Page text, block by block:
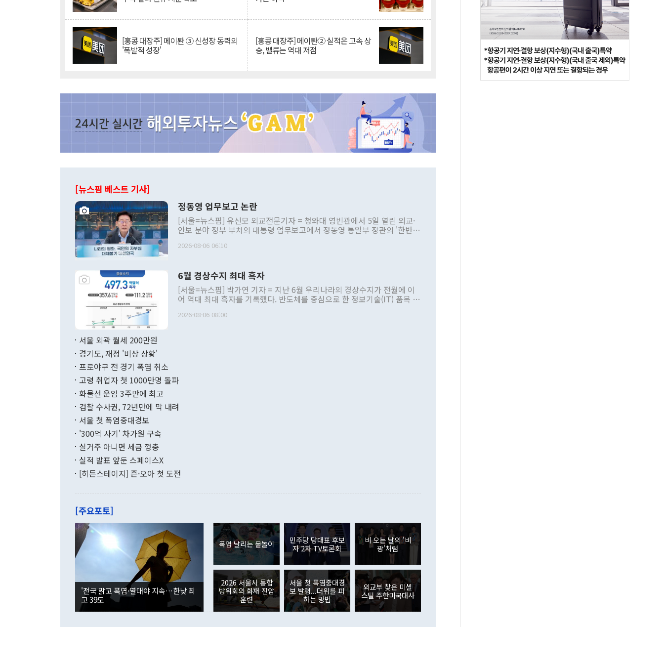
[홍콩 대장주] 메이퇀 ③ 신성장 동력의
'폭발적 성장'
[홍콩 대장주] 메이퇀② 실적은 고속 상
승, 밸류는 역대 저점
[뉴스핌 베스트 기사]
정동영 업무보고 논란
[서울=뉴스핌] 유신모 외교전문기자 = 청와대 영빈관에서 5일 열린 외교·
안보 분야 정부 부처의 대통령 업무보고에서 정동영 통일부 장관의 '한반도
발언 중에는 정부 내 조율을 거치지 않은 사안을 정책으로 추진하겠다고 공
주의적 희망에 근거한 비현실적 구상'이라는 비판을 내놨다. 그동안 정 장
관의 대북 정책 관련 발언이 물의를 빚은 적은 여러 번 있지만 대통령과 유
관 부처 장관이 공개적으로 부정적 입장을 표명한 것은 이례적이다. 정 장
관의 무리한 대북 접근법과 월권을 제어해야 한다는 목소리도 높아지고 있
다. [정동영 통일부 장관이 지난달 23일 오후 서울 종로구 정부서울청사에
무너졌다고도 했다. 또 "현 시점에서 흘러간 선(先)비핵화만 되뇌는 것은
함께 4자 대화의 동력을 확보하기 위해 최선을 다할 것"이라고 말했다. 하
"우리의 선의대로 하는 게 과연 한반도의 평화와 안정에 플러스냐, 결론적
관은 업무보고 사후 브리핑에서 정 장관이 언급한 '4자 회담'에 대해 "이상
이 9월 러시아 블라디보스토크에서 열리는 '동방경제포럼(EEF)'을 언급하
며 "정부 차원에서 (참석을) 검토하고 있다"고 발언한 데 대해서도 조 장관
은 "그것은 외교부의 몫"이라며 "아직 거기까지 진도가 나가지 않았다"고
잘랐다. 정 장관이 이날 소개한 대북 구상과 설명은 정부 내 조율을 거치지
않았다는 점에서 문제가 있다. 특히 주적 표현 대체와 국호 사용, 9·19 군
사합의 복원, 4자회담 추진 등은 통일부 장관이 결정할 사안이 아니어서 월
권이라는 지적이 나오고 있다. 이 대통령은 정 장관의 업무보고를 듣고 난
뒤 "여기 업무보고에 발표했다고 승인난 건 아니다"라고 재차 확인했다. 정
부의 한 소식통은 "정 장관의 발언 내용은 대부분 국가안전보장회의(NSC)
를 거쳐 결정된 사안이 아닌 정 장관의 개인적 생각에 가깝다"며 "안보 관
련 부처 장관이 정부의 공식 정책이 아닌 사안을 추진하겠다고 업무보고를
하고 대통령의 면전에서 '국군통수권자가 나서야 한다'고 주장한 것은 심각
2026-08-06 06:10
6월 경상수지 최대 흑자
[서울=뉴스핌] 박가연 기자 = 지난 6월 우리나라의 경상수지가 전월에 이
어 역대 최대 흑자를 기록했다. 반도체를 중심으로 한 정보기술(IT) 품목 수
료=한국은행] 한국은행이 6일 발표한 '2026년 6월 국제수지(잠정)'에 따르
며 월간 기준 처음으로 1000억달러를 넘어섰다. 상품수입은 644억8000만
196.9% 급증했고 컴퓨터·주변기기(SSD)는 282.7% 증가했다. IT 품목
수출은 160.4% 늘었으며 비IT 품목도 ▲석유제품(47.5%) ▲화공품
기록했지만 지식재산권사용료수지는 전월 흑자에서 4억4000만달러 적자
로 전환됐다. 본원소득수지는 배당소득을 중심으로 32억7000만달러 흑자
는 배당수입이 늘어난 데다 전월 분기배당에 따른 기저효과로 배당지급이
였던 올해 3월(369억9000만달러)을 넘어선 것이다. 직접투자에서는 내국
인의 해외투자가 80억1000만달러, 외국인의 국내투자가 46억3000만달러
각각 증가했다. 증권투자에서는 외국인의 국내 주식 매도세가 이어졌다. 외
국인의 국내 주식 투자는 차익실현 매도 등의 영향으로 316억1000만달러
감소하며 전월(-310억5000만달러)에 이어 역대 최대 순매도 기록을 다시
경신했다. 외국인의 국내 채권투자는 세계국채지수(WGBI) 자금 유입에도
분기 말 만기도래 영향으로 증가 폭이 줄어든 52억9000만달러를 기록했
다. 내국인의 해외 증권투자는 주식을 중심으로 35억6000만달러 증가했
다. eoyn2@newspim.com
2026-08-06 08:00
서울 외곽 월세 200만원
경기도, 재정 '비상 상황'
프로야구 전 경기 폭염 취소
고령 취업자 첫 1000만명 돌파
화물선 운임 3주만에 최고
검찰 수사권, 72년만에 막 내려
서울 첫 폭염중대경보
'300억 사기' 차가원 구속
실거주 아니면 세금 껑충
실적 발표 앞둔 스페이스X
[히든스테이지] 즌·오아 첫 도전
[주요포토]
'전국 맑고 폭염·열대야 지속…한낮 최
고 39도
폭염 날리는 물놀이
민주당 당대표 후보
자 2차 TV토론회
비 오는 날의 '비
광'처럼
2026 서울시 통합
방위회의 화재 진압
훈련
서울 첫 폭염중대경
보 발령...더위를 피
하는 방법
외교부 찾은 미셸
스틸 주한미국대사